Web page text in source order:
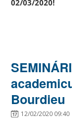
02/03/2020!
Bourdieu
12/02/2020 09:40